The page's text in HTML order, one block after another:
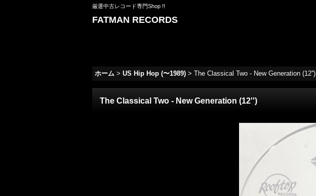
厳選中古レコード専門Shop !!
FATMAN RECORDS
ホーム > US Hip Hop (〜1989) > The Classical Two - New Generation (12'')
The Classical Two - New Generation (12'')